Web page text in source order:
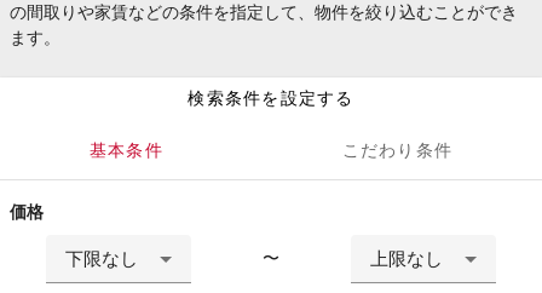
の間取りや家賃などの条件を指定して、物件を絞り込むことができ
ます。
検索条件を設定する
基本条件 こだわり条件
価格
下限なし 〜 上限なし